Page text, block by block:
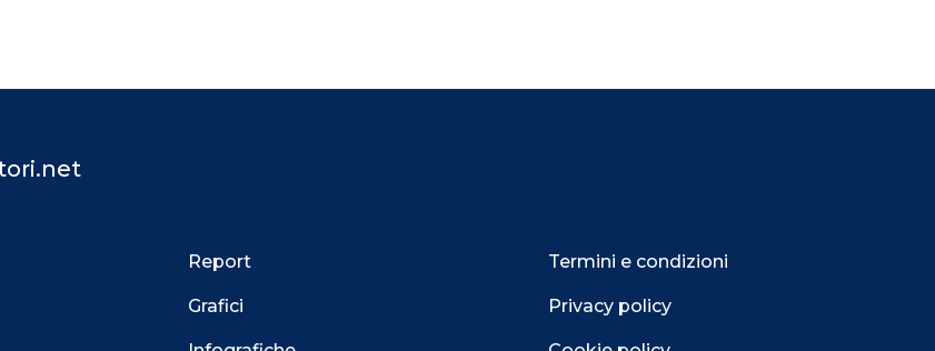
Report
Grafici
Termini e condizioni
Privacy policy